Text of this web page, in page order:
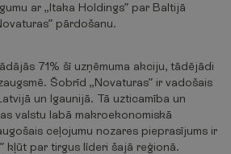
ar „Itaka Holdings” par Baltijā
pārdošanu.
71% šī uzņēmuma akciju, tādējādi
Šobrīd „Novaturas” ir vadošais
un Igaunijā. Tā uzticamība un
valstu labā makroekonomiskā
ceļojumu nozares pieprasījums ir
kļūt par tirgus līderi šajā reģionā.